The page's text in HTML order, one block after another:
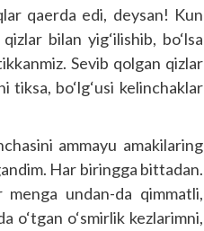
qaerda edi, deysan! Kun
bilan yig‘ilishib, bo‘lsa
Sevib qolgan qizlar
bo‘lg‘usi kelinchaklar
ammayu amakilaring
Har biringga bittadan.
menga undan-da qimmatli,
o‘tgan o‘smirlik kezlarimni,